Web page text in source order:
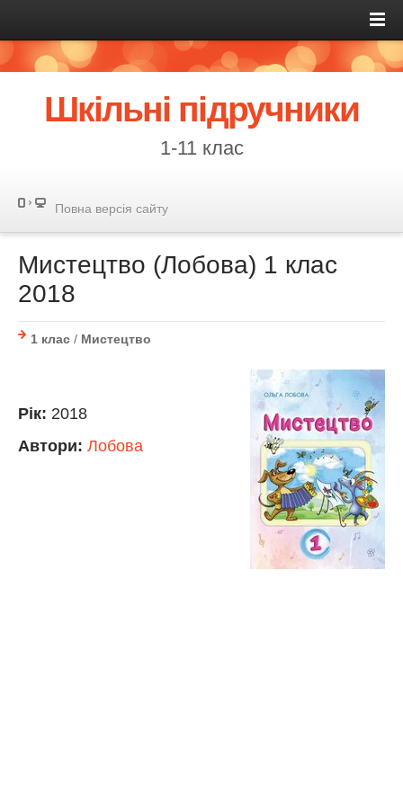
Шкільні підручники
1-11 клас
Повна версія сайту
Мистецтво (Лобова) 1 клас
2018
1 клас / Мистецтво
Рік: 2018
Автори: Лобова